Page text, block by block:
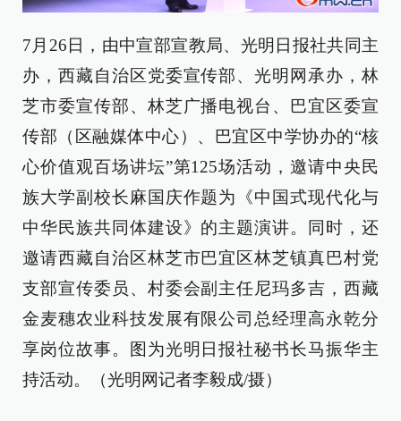
7月26日，由中宣部宣教局、光明日报社共同主
办，西藏自治区党委宣传部、光明网承办，林
芝市委宣传部、林芝广播电视台、巴宜区委宣
传部（区融媒体中心）、巴宜区中学协办的“核
心价值观百场讲坛”第125场活动，邀请中央民
族大学副校长麻国庆作题为《中国式现代化与
中华民族共同体建设》的主题演讲。同时，还
邀请西藏自治区林芝市巴宜区林芝镇真巴村党
支部宣传委员、村委会副主任尼玛多吉，西藏
金麦穗农业科技发展有限公司总经理高永乾分
享岗位故事。图为光明日报社秘书长马振华主
持活动。（光明网记者李毅成/摄）